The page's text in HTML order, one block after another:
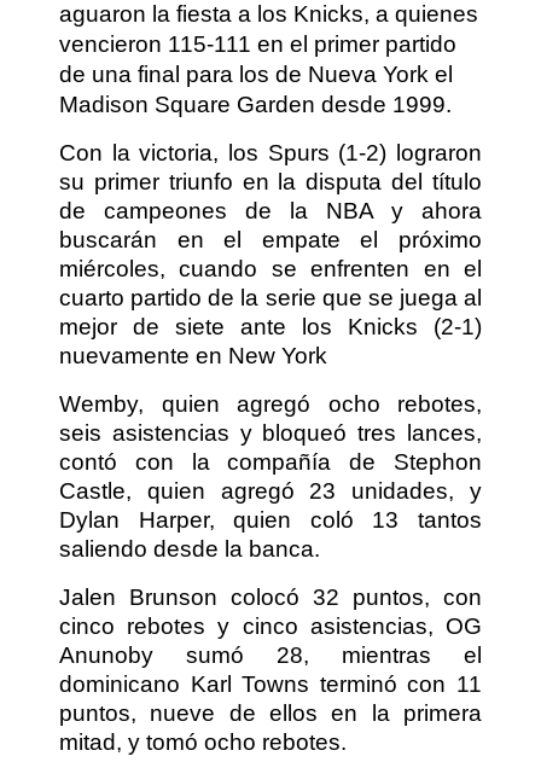
aguaron la fiesta a los Knicks, a quienes
vencieron 115-111 en el primer partido
de una final para los de Nueva York el
Madison Square Garden desde 1999.
Con la victoria, los Spurs (1-2) lograron
su primer triunfo en la disputa del título
de campeones de la NBA y ahora
buscarán en el empate el próximo
miércoles, cuando se enfrenten en el
cuarto partido de la serie que se juega al
mejor de siete ante los Knicks (2-1)
nuevamente en New York
Wemby, quien agregó ocho rebotes,
seis asistencias y bloqueó tres lances,
contó con la compañía de Stephon
Castle, quien agregó 23 unidades, y
Dylan Harper, quien coló 13 tantos
saliendo desde la banca.
Jalen Brunson colocó 32 puntos, con
cinco rebotes y cinco asistencias, OG
Anunoby sumó 28, mientras el
dominicano Karl Towns terminó con 11
puntos, nueve de ellos en la primera
mitad, y tomó ocho rebotes.